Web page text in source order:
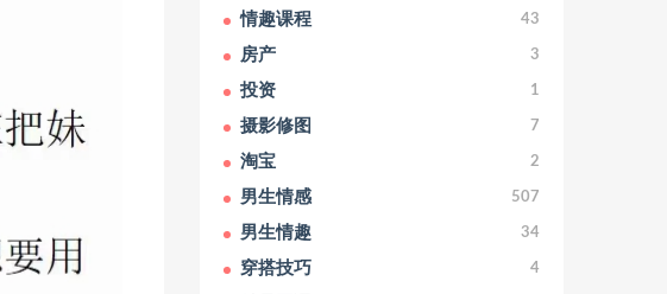
情趣课程 43
房产 3
投资 1
摄影修图 7
淘宝 2
男生情感 507
男生情趣 34
穿搭技巧 4